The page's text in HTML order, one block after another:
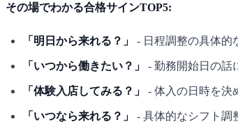
その場でわかる合格サインTOP5:
「明日から来れる？」 - 日程調整の具体的
「いつから働きたい？」 - 勤務開始日の話
「体験入店してみる？」 - 体入の日時を決
「いつなら来れる？」 - 具体的なシフト調